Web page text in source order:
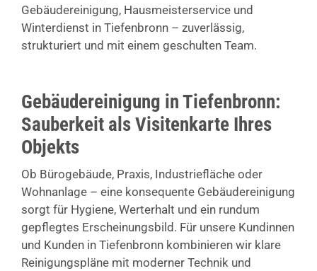
Gebäudereinigung, Hausmeisterservice und
Winterdienst in Tiefenbronn – zuverlässig,
strukturiert und mit einem geschulten Team.
Gebäudereinigung in Tiefenbronn:
Sauberkeit als Visitenkarte Ihres
Objekts
Ob Bürogebäude, Praxis, Industriefläche oder
Wohnanlage – eine konsequente Gebäudereinigung
sorgt für Hygiene, Werterhalt und ein rundum
gepflegtes Erscheinungsbild. Für unsere Kundinnen
und Kunden in Tiefenbronn kombinieren wir klare
Reinigungspläne mit moderner Technik und